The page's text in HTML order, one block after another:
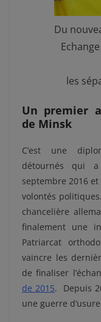
Du
les
Un premier
de Minsk
C’est une
détournés qui
septembre 2016
volontés
chancelière
finalement une
Patriarcat
vaincre les
de finaliser
de 2015. Depuis
une guerre